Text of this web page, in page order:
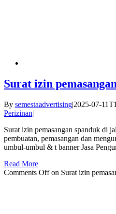
Surat izin
By semestaadvertising|2025-07-
Perizinan|
Surat izin pemasangan spanduk di
pembuatan, pemasangan dan
umbul-umbul & t banner Jasa
Read More
Comments Offon Surat izin